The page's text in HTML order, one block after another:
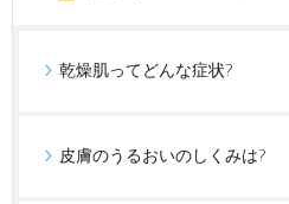
乾燥肌ってどんな症状?
皮膚のうるおいのしくみは?